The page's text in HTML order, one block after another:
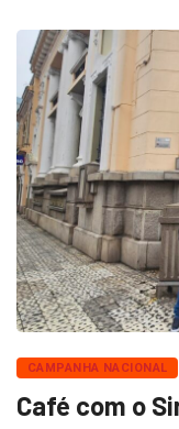
CAMPANHA NACIONAL
Café com o